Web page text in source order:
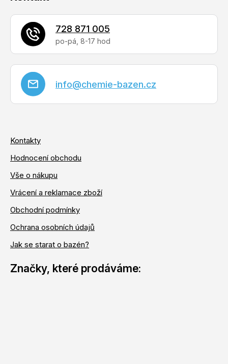
info@chemie-bazen.cz
728 871 005
Kontakty
Hodnocení obchodu
Vše o nákupu
Vrácení a reklamace zboží
Obchodní podmínky
Ochrana osobních údajů
Jak se starat o bazén?